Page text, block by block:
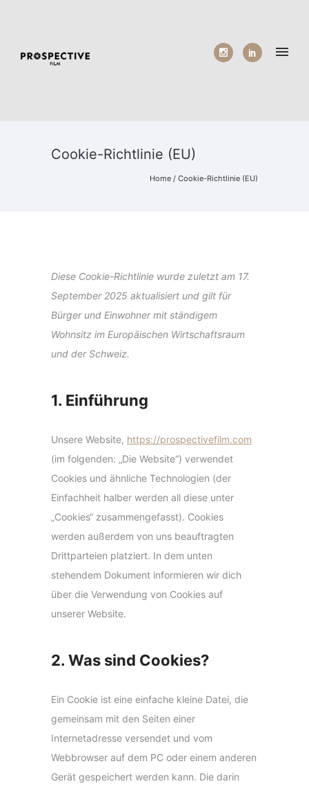
Cookie-Richtlinie (EU)
Home / Cookie-Richtlinie (EU)
Diese Cookie-Richtlinie wurde zuletzt am 17.
September 2025 aktualisiert und gilt für
Bürger und Einwohner mit ständigem
Wohnsitz im Europäischen Wirtschaftsraum
und der Schweiz.
1. Einführung
Unsere Website, https://prospectivefilm.com
(im folgenden: „Die Website“) verwendet
Cookies und ähnliche Technologien (der
Einfachheit halber werden all diese unter
„Cookies“ zusammengefasst). Cookies
werden außerdem von uns beauftragten
Drittparteien platziert. In dem unten
stehendem Dokument informieren wir dich
über die Verwendung von Cookies auf
unserer Website.
2. Was sind Cookies?
Ein Cookie ist eine einfache kleine Datei, die
gemeinsam mit den Seiten einer
Internetadresse versendet und vom
Webbrowser auf dem PC oder einem anderen
Gerät gespeichert werden kann. Die darin